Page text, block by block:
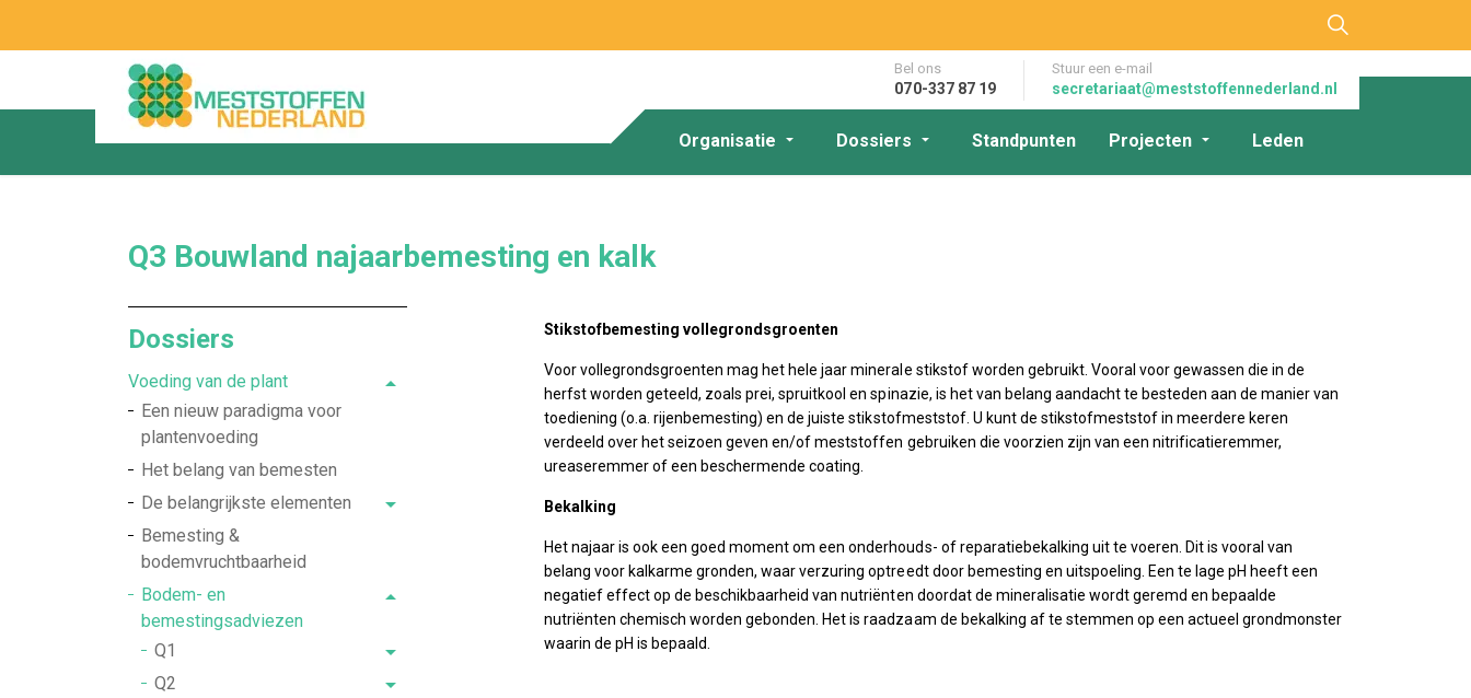
Bel ons
070-337 87 19
Stuur een e-mail
secretariaat@meststoffennederland.nl
Organisatie Dossiers Standpunten Projecten Leden
Q3 Bouwland najaarbemesting en kalk
Stikstofbemesting vollegrondsgroenten
Voor vollegrondsgroenten mag het hele jaar minerale stikstof worden gebruikt. Vooral voor gewassen die in de
herfst worden geteeld, zoals prei, spruitkool en spinazie, is het van belang aandacht te besteden aan de manier van
toediening (o.a. rijenbemesting) en de juiste stikstofmeststof. U kunt de stikstofmeststof in meerdere keren
verdeeld over het seizoen geven en/of meststoffen gebruiken die voorzien zijn van een nitrificatieremmer,
ureaseremmer of een beschermende coating.
Bekalking
Het najaar is ook een goed moment om een onderhouds- of reparatiebekalking uit te voeren. Dit is vooral van
belang voor kalkarme gronden, waar verzuring optreedt door bemesting en uitspoeling. Een te lage pH heeft een
negatief effect op de beschikbaarheid van nutriënten doordat de mineralisatie wordt geremd en bepaalde
nutriënten chemisch worden gebonden. Het is raadzaam de bekalking af te stemmen op een actueel grondmonster
waarin de pH is bepaald.
Dossiers
Voeding van de plant
Een nieuw paradigma voor
plantenvoeding
Het belang van bemesten
De belangrijkste elementen
Bemesting &
bodemvruchtbaarheid
Bodem- en
bemestingsadviezen
Q1
Q2